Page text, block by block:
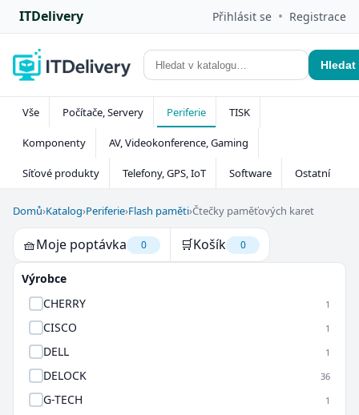
ITDelivery Přihlásit se • Registrace
Hledat
Vše Počítače, Servery Periferie TISK
Komponenty AV, Videokonference, Gaming
Síťové produkty Telefony, GPS, IoT Software Ostatní
Domů›Katalog›Periferie›Flash paměti›Čtečky paměťových karet
🧺Moje poptávka 0 🛒Košík 0
Výrobce
CHERRY
1
CISCO 1
DELL 1
DELOCK 36
G-TECH 1